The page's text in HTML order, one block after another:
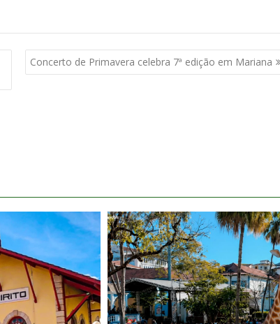
Concerto de Primavera celebra 7ª edição em Mariana